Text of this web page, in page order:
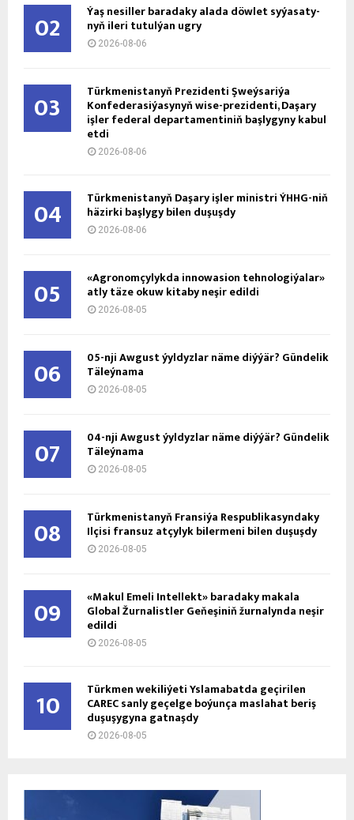
02 Ýaş ne­sil­ler ba­ra­da­ky ala­da döw­let sy­ýa­sa­ty­
nyň ile­ri tu­tul­ýan ug­ry
2026-08-06
03 Türkmenistanyň Prezidenti Şweýsariýa
Konfederasiýasynyň wise-prezidenti, Daşary
işler federal departamentiniň başlygyny kabul
etdi
2026-08-06
04 Türkmenistanyň Daşary işler ministri ÝHHG-niň
häzirki başlygy bilen duşuşdy
2026-08-06
05 «Agronomçylykda innowasion tehnologiýalar»
atly täze okuw kitaby neşir edildi
2026-08-05
06 05-nji Awgust ýyldyzlar näme diýýär? Gündelik
Täleýnama
2026-08-05
07 04-nji Awgust ýyldyzlar näme diýýär? Gündelik
Täleýnama
2026-08-05
08 Türkmenistanyň Fransiýa Respublikasyndaky
Ilçisi fransuz atçylyk bilermeni bilen duşuşdy
2026-08-05
09 «Makul Emeli Intellekt» baradaky makala
Global Žurnalistler Geňeşiniň žurnalynda neşir
edildi
2026-08-05
10 Türkmen wekiliýeti Yslamabatda geçirilen
CAREC sanly geçelge boýunça maslahat beriş
duşuşygyna gatnaşdy
2026-08-05